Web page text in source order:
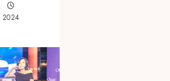
2024